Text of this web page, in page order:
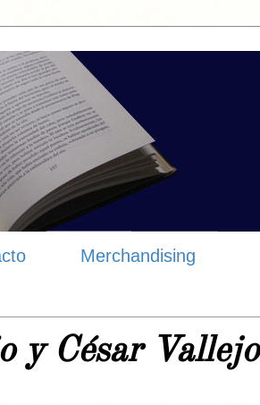
Merchandising
y César Vallejo